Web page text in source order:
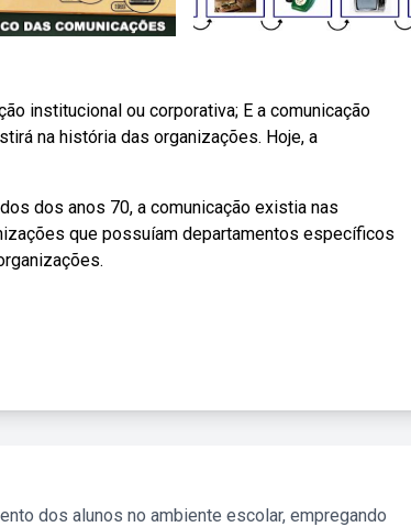
institucional ou corporativa; E a comunicação
na história das organizações. Hoje, a
dos anos 70, a comunicação existia nas
que possuíam departamentos específicos
dos alunos no ambiente escolar, empregando